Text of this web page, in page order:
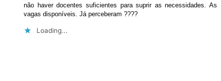
não haver docentes suficientes para suprir as necessidades. As
vagas disponíveis. Já perceberam ????
Loading...